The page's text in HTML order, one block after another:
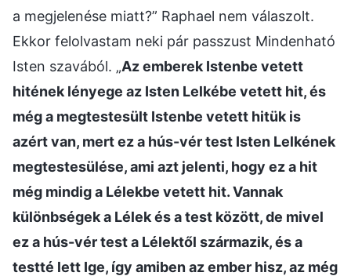
a megjelenése miatt?” Raphael nem válaszolt.
Ekkor felolvastam neki pár passzust Mindenható
Isten szavából. „Az emberek Istenbe vetett
hitének lényege az Isten Lelkébe vetett hit, és
még a megtestesült Istenbe vetett hitük is
azért van, mert ez a hús-vér test Isten Lelkének
megtestesülése, ami azt jelenti, hogy ez a hit
még mindig a Lélekbe vetett hit. Vannak
különbségek a Lélek és a test között, de mivel
ez a hús-vér test a Lélektől származik, és a
testté lett Ige, így amiben az ember hisz, az még